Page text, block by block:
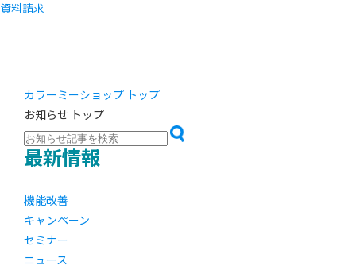
資料請求
カラーミーショップ トップ
お知らせ トップ
最新情報
機能改善
キャンペーン
セミナー
ニュース